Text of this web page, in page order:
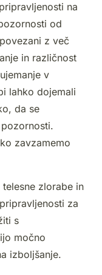
na
od
z več
in različnost
v
lahko dojemali
da se
zavzamemo
zlorabe in
za
s
močno
izboljšanje.